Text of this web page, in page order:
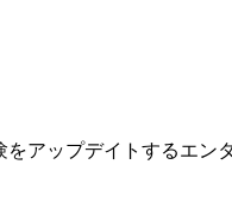
アップデイトするエン